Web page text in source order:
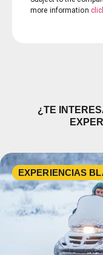
more information
¿TE
EXPERIENCIAS